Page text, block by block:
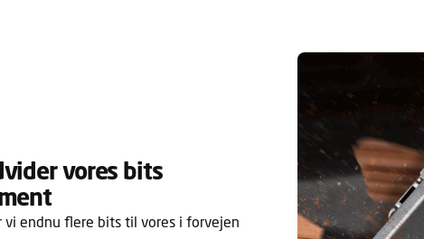
vores bits
vi endnu flere bits til vores i forvejen